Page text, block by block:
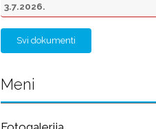
3.7.2026.
Svi dokumenti
Meni